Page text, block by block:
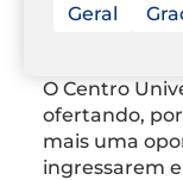
Geral
O Centro
ofertando,
mais uma
ingressarem